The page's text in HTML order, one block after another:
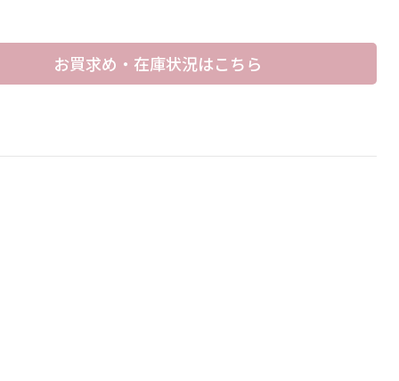
お買求め・在庫状況はこちら